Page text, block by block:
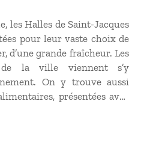
les Halles de Saint-Jacques
pour leur vaste choix de
d’une grande fraîcheur. Les
de la ville viennent s’y
On y trouve aussi
présentées avec
bars à tapas invitent à venir